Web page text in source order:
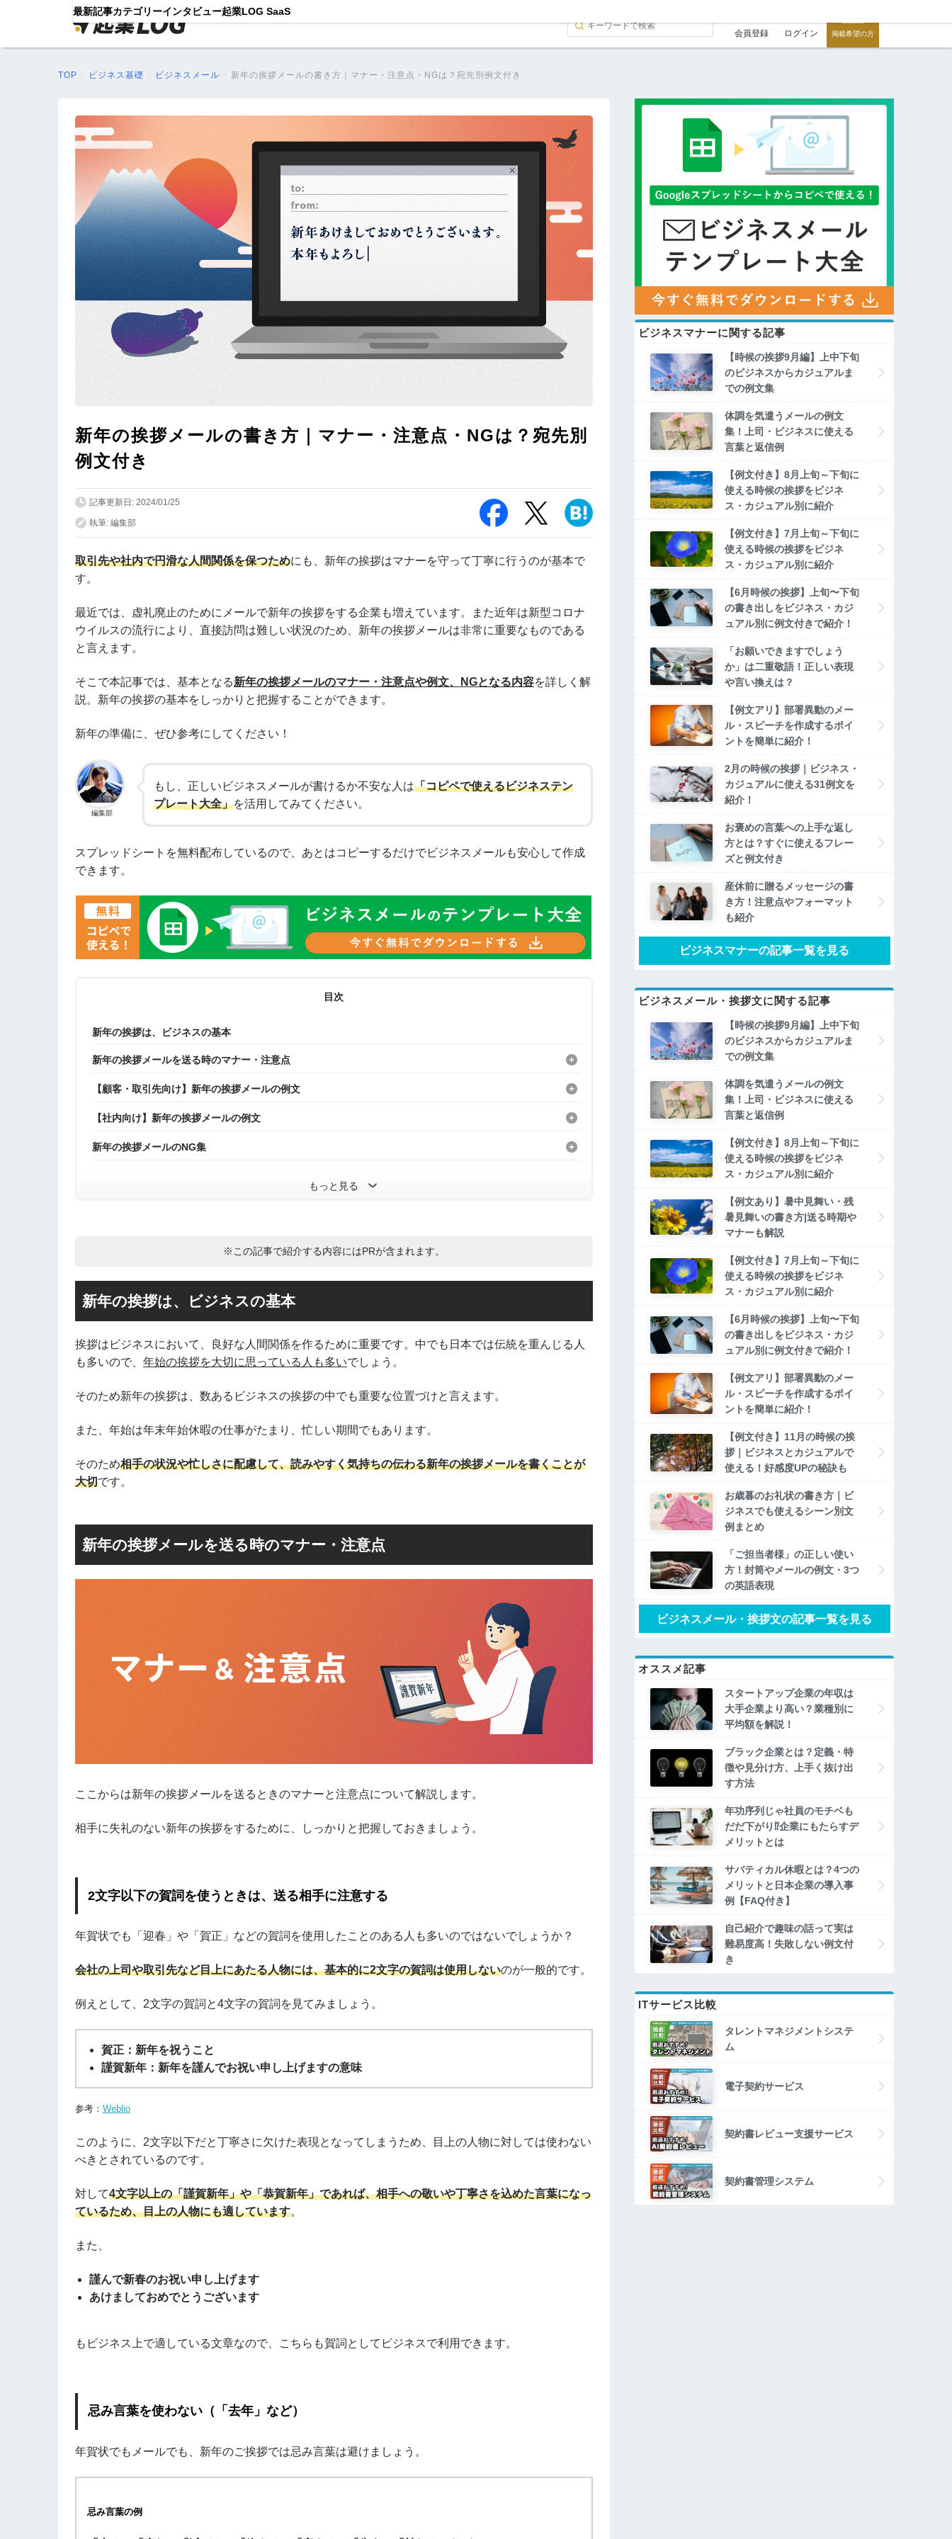
最新記事カテゴリーインタビュー起業LOG SaaS
会員登録 ログイン 掲載希望の方
TOP ビジネス基礎 ビジネスメール 新年の挨拶メールの書き方｜マナー・注意点・NGは？宛先別例文付き
新年の挨拶メールの書き方｜マナー・注意点・NGは？宛先別
例文付き
記事更新日: 2024/01/25
執筆: 編集部
取引先や社内で円滑な人間関係を保つためにも、新年の挨拶はマナーを守って丁寧に行うのが基本で
す。
最近では、虚礼廃止のためにメールで新年の挨拶をする企業も増えています。また近年は新型コロナ
ウイルスの流行により、直接訪問は難しい状況のため、新年の挨拶メールは非常に重要なものである
と言えます。
そこで本記事では、基本となる新年の挨拶メールのマナー・注意点や例文、NGとなる内容を詳しく解
説。新年の挨拶の基本をしっかりと把握することができます。
新年の準備に、ぜひ参考にしてください！
編集部
もし、正しいビジネスメールが書けるか不安な人は「コピペで使えるビジネステン
プレート大全」を活用してみてください。
スプレッドシートを無料配布しているので、あとはコピーするだけでビジネスメールも安心して作成
できます。
目次
新年の挨拶は、ビジネスの基本
新年の挨拶メールを送る時のマナー・注意点
【顧客・取引先向け】新年の挨拶メールの例文
【社内向け】新年の挨拶メールの例文
新年の挨拶メールのNG集
もっと見る
※この記事で紹介する内容にはPRが含まれます。
新年の挨拶は、ビジネスの基本
挨拶はビジネスにおいて、良好な人間関係を作るために重要です。中でも日本では伝統を重んじる人
も多いので、 年始の挨拶を大切に思っている人も多いでしょう。
そのため新年の挨拶は、数あるビジネスの挨拶の中でも重要な位置づけと言えます。
また、年始は年末年始休暇の仕事がたまり、忙しい期間でもあります。
そのため相手の状況や忙しさに配慮して、読みやすく気持ちの伝わる新年の挨拶メールを書くことが
大切です。
新年の挨拶メールを送る時のマナー・注意点
ここからは新年の挨拶メールを送るときのマナーと注意点について解説します。
相手に失礼のない新年の挨拶をするために、しっかりと把握しておきましょう。
2文字以下の賀詞を使うときは、送る相手に注意する
年賀状でも「迎春」や「賀正」などの賀詞を使用したことのある人も多いのではないでしょうか？
会社の上司や取引先など目上にあたる人物には、基本的に2文字の賀詞は使用しないのが一般的です。
例えとして、2文字の賀詞と4文字の賀詞を見てみましょう。
賀正：新年を祝うこと
謹賀新年：新年を謹んでお祝い申し上げますの意味
参考： Weblio
このように、2文字以下だと丁寧さに欠けた表現となってしまうため、目上の人物に対しては使わない
べきとされているのです。
対して4文字以上の「謹賀新年」や「恭賀新年」であれば、相手への敬いや丁寧さを込めた言葉になっ
ているため、目上の人物にも適しています。
また、
謹んで新春のお祝い申し上げます
あけましておめでとうございます
もビジネス上で適している文章なので、こちらも賀詞としてビジネスで利用できます。
忌み言葉を使わない（「去年」など）
年賀状でもメールでも、新年のご挨拶では忌み言葉は避けましょう。
忌み言葉の例
ビジネスマナーに関する記事
【時候の挨拶9月編】上中下旬
のビジネスからカジュアルま
での例文集
体調を気遣うメールの例文
集！上司・ビジネスに使える
言葉と返信例
【例文付き】8月上旬～下旬に
使える時候の挨拶をビジネ
ス・カジュアル別に紹介
【例文付き】7月上旬～下旬に
使える時候の挨拶をビジネ
ス・カジュアル別に紹介
【6月時候の挨拶】上旬〜下旬
の書き出しをビジネス・カジ
ュアル別に例文付きで紹介！
「お願いできますでしょう
か」は二重敬語！正しい表現
や言い換えは？
【例文アリ】部署異動のメー
ル・スピーチを作成するポイ
ントを簡単に紹介！
2月の時候の挨拶｜ビジネス・
カジュアルに使える31例文を
紹介！
お褒めの言葉への上手な返し
方とは？すぐに使えるフレー
ズと例文付き
産休前に贈るメッセージの書
き方！注意点やフォーマット
も紹介
ビジネスマナーの記事一覧を見る
ビジネスメール・挨拶文に関する記事
【時候の挨拶9月編】上中下旬
のビジネスからカジュアルま
での例文集
体調を気遣うメールの例文
集！上司・ビジネスに使える
言葉と返信例
【例文付き】8月上旬～下旬に
使える時候の挨拶をビジネ
ス・カジュアル別に紹介
【例文あり】暑中見舞い・残
暑見舞いの書き方|送る時期や
マナーも解説
【例文付き】7月上旬～下旬に
使える時候の挨拶をビジネ
ス・カジュアル別に紹介
【6月時候の挨拶】上旬〜下旬
の書き出しをビジネス・カジ
ュアル別に例文付きで紹介！
【例文アリ】部署異動のメー
ル・スピーチを作成するポイ
ントを簡単に紹介！
【例文付き】11月の時候の挨
拶｜ビジネスとカジュアルで
使える！好感度UPの秘訣も
お歳暮のお礼状の書き方｜ビ
ジネスでも使えるシーン別文
例まとめ
「ご担当者様」の正しい使い
方！封筒やメールの例文・3つ
の英語表現
ビジネスメール・挨拶文の記事一覧を見る
オススメ記事
スタートアップ企業の年収は
大手企業より高い？業種別に
平均額を解説！
ブラック企業とは？定義・特
徴や見分け方、上手く抜け出
す方法
年功序列じゃ社員のモチベも
だだ下がり⁉企業にもたらすデ
メリットとは
サバティカル休暇とは？4つの
メリットと日本企業の導入事
例【FAQ付き】
自己紹介で趣味の話って実は
難易度高！失敗しない例文付
き
ITサービス比較
タレントマネジメントシステ
ム
電子契約サービス
契約書レビュー支援サービス
契約書管理システム